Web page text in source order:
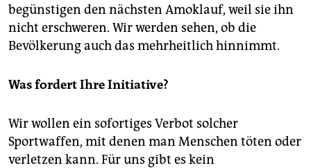
begünstigen den nächsten Amoklauf, weil sie ihn
nicht erschweren. Wir werden sehen, ob die
Bevölkerung auch das mehrheitlich hinnimmt.
Was fordert Ihre Initiative?
Wir wollen ein sofortiges Verbot solcher
Sportwaffen, mit denen man Menschen töten oder
verletzen kann. Für uns gibt es kein